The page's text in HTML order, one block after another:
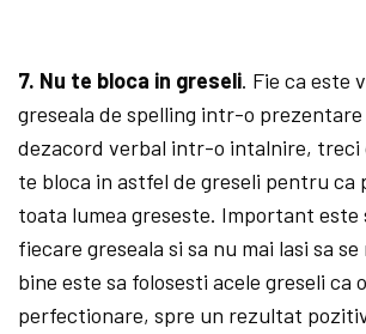
7. Nu te bloca in greseli. Fie ca este
greseala de spelling intr-o prezentare
dezacord verbal intr-o intalnire, treci
te bloca in astfel de greseli pentru ca
toata lumea greseste. Important este
fiecare greseala si sa nu mai lasi sa
bine este sa folosesti acele greseli ca
perfectionare, spre un rezultat